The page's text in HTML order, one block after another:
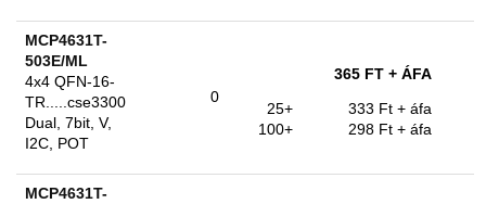
MCP4631T-
503E/ML
4x4 QFN-16-
TR.....cse3300
Dual, 7bit, V,
I2C, POT
0
365 FT + ÁFA
25+
333 Ft + áfa
100+
298 Ft + áfa
MCP4631T-